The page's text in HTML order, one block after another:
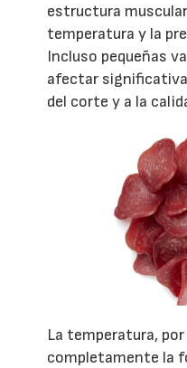
estructura
temperatura y la
Incluso pequeñas
afectar
del corte y a la
La temperatura,
completamente la